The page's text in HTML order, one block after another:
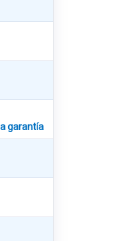
garantía